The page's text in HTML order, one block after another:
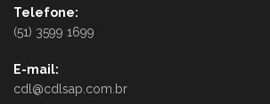
Telefone:
(51) 3599 1699
E-mail:
cdl@cdlsap.com.br